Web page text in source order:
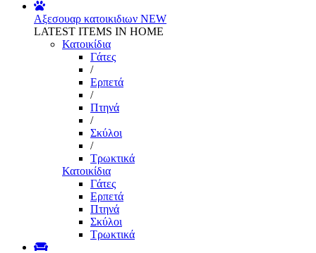
Αξεσουαρ κατοικιδιων NEW
LATEST ITEMS IN HOME
Κατοικίδια
Γάτες
/
Ερπετά
/
Πτηνά
/
Σκύλοι
/
Τρωκτικά
Κατοικίδια
Γάτες
Ερπετά
Πτηνά
Σκύλοι
Τρωκτικά